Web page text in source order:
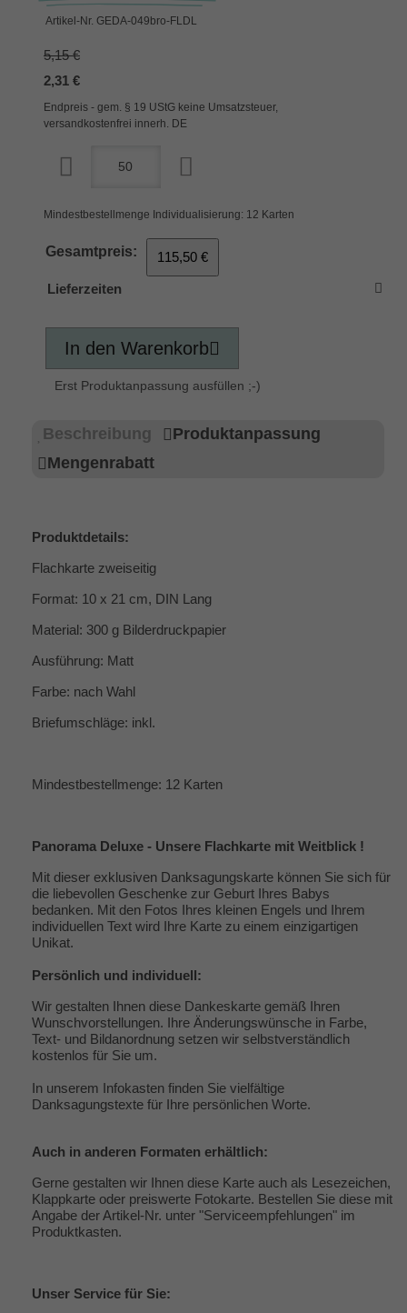
Artikel-Nr. GEDA-049bro-FLDL
5,15 €
2,31 €
Endpreis - gem. § 19 UStG keine Umsatzsteuer,
versandkostenfrei innerh. DE
Mindestbestellmenge Individualisierung: 12 Karten
Gesamtpreis: 115,50 €
Lieferzeiten
In den Warenkorb
Erst Produktanpassung ausfüllen ;-)
Beschreibung
Produktanpassung
Mengenrabatt
Produktdetails:
Flachkarte zweiseitig
Format: 10 x 21 cm, DIN Lang
Material: 300 g Bilderdruckpapier
Ausführung: Matt
Farbe: nach Wahl
Briefumschläge: inkl.
Mindestbestellmenge: 12 Karten
Panorama Deluxe - Unsere Flachkarte mit Weitblick !
Mit dieser exklusiven Danksagungskarte können Sie sich für
die liebevollen Geschenke zur Geburt Ihres Babys
bedanken. Mit den Fotos Ihres kleinen Engels und Ihrem
individuellen Text wird Ihre Karte zu einem einzigartigen
Unikat.
Persönlich und individuell:
Wir gestalten Ihnen diese Dankeskarte gemäß Ihren
Wunschvorstellungen. Ihre Änderungswünsche in Farbe,
Text- und Bildanordnung setzen wir selbstverständlich
kostenlos für Sie um.
In unserem Infokasten finden Sie vielfältige
Danksagungstexte für Ihre persönlichen Worte.
Auch in anderen Formaten erhältlich:
Gerne gestalten wir Ihnen diese Karte auch als Lesezeichen,
Klappkarte oder preiswerte Fotokarte. Bestellen Sie diese mit
Angabe der Artikel-Nr. unter "Serviceempfehlungen" im
Produktkasten.
Unser Service für Sie: